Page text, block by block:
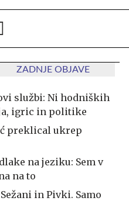
ZADNJE OBJAVE
službi: Ni hodniških
igric in politike
preklical ukrep
na jeziku: Sem v
na to
in Pivki. Samo